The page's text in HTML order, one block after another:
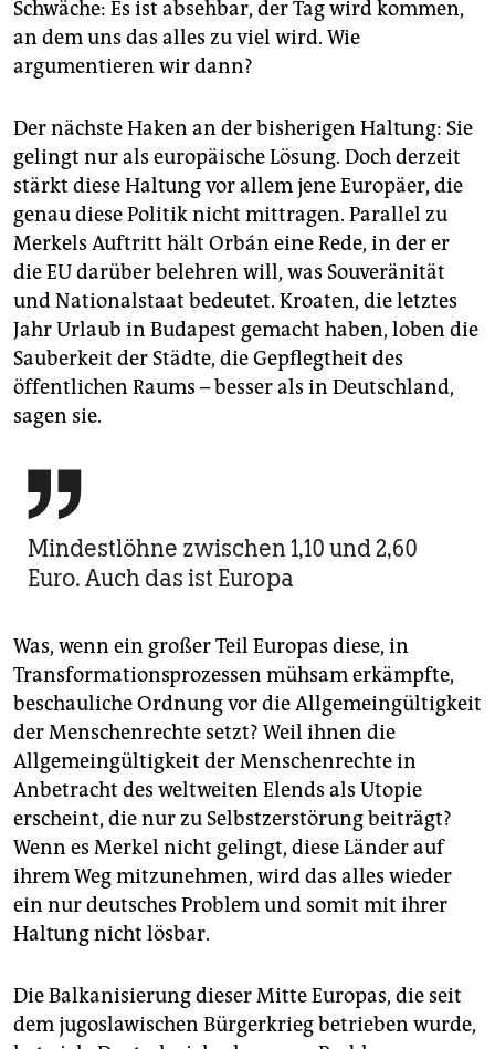
Schwäche: Es ist absehbar, der Tag wird kommen,
an dem uns das alles zu viel wird. Wie
argumentieren wir dann?
Der nächste Haken an der bisherigen Haltung: Sie
gelingt nur als europäische Lösung. Doch derzeit
stärkt diese Haltung vor allem jene Europäer, die
genau diese Politik nicht mittragen. Parallel zu
Merkels Auftritt hält Orbán eine Rede, in der er
die EU darüber belehren will, was Souveränität
und Nationalstaat bedeutet. Kroaten, die letztes
Jahr Urlaub in Budapest gemacht haben, loben die
Sauberkeit der Städte, die Gepflegtheit des
öffentlichen Raums – besser als in Deutschland,
sagen sie.

Mindestlöhne zwischen 1,10 und 2,60
Euro. Auch das ist Europa
Was, wenn ein großer Teil Europas diese, in
Transformationsprozessen mühsam erkämpfte,
beschauliche Ordnung vor die Allgemeingültigkeit
der Menschenrechte setzt? Weil ihnen die
Allgemeingültigkeit der Menschenrechte in
Anbetracht des weltweiten Elends als Utopie
erscheint, die nur zu Selbstzerstörung beiträgt?
Wenn es Merkel nicht gelingt, diese Länder auf
ihrem Weg mitzunehmen, wird das alles wieder
ein nur deutsches Problem und somit mit ihrer
Haltung nicht lösbar.
Die Balkanisierung dieser Mitte Europas, die seit
dem jugoslawischen Bürgerkrieg betrieben wurde,